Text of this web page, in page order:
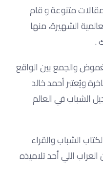
متنوعة و قام
الشهيرة، منها
.
والجمع بين الواقع
ويُعتبر أحمد خالد
الشباب في العالم
الشباب والقراء
كتابا ومن العراب اللي أحد تلاميذه